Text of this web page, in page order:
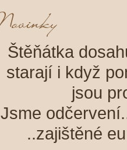
Štěňátka
starají i když
jsou
Jsme
..zajištěné